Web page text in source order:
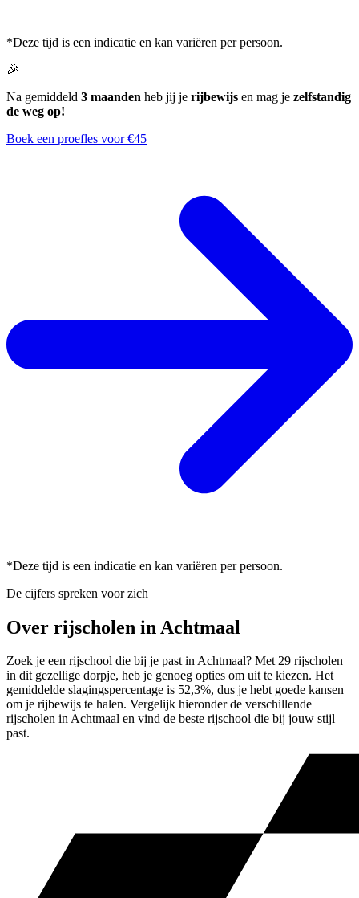
*Deze tijd is een indicatie en kan variëren per persoon.
🎉
Na gemiddeld 3 maanden heb jij je rijbewijs en mag je zelfstandig
de weg op!
Boek een proefles voor €45
*Deze tijd is een indicatie en kan variëren per persoon.
De cijfers spreken voor zich
Over rijscholen in Achtmaal
Zoek je een rijschool die bij je past in Achtmaal? Met 29 rijscholen
in dit gezellige dorpje, heb je genoeg opties om uit te kiezen. Het
gemiddelde slagingspercentage is 52,3%, dus je hebt goede kansen
om je rijbewijs te halen. Vergelijk hieronder de verschillende
rijscholen in Achtmaal en vind de beste rijschool die bij jouw stijl
past.